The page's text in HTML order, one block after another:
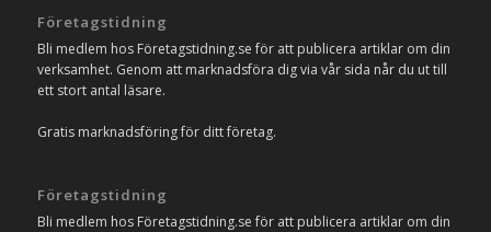
Företagstidning
Bli medlem hos Företagstidning.se för att publicera artiklar om din
verksamhet. Genom att marknadsföra dig via vår sida når du ut till
ett stort antal läsare.
Gratis marknadsföring för ditt företag.
Företagstidning
Bli medlem hos Företagstidning.se för att publicera artiklar om din